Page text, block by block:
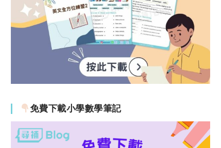
免費下載小學數學筆記